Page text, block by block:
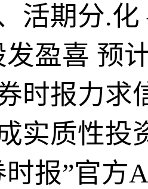
活期分.
发盈喜 预
时报力求
实质性投
时报”官方